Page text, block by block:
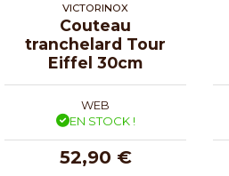
VICTORINOX
Couteau
tranchelard Tour
Eiffel 30cm
WEB
EN STOCK !
52,90 €